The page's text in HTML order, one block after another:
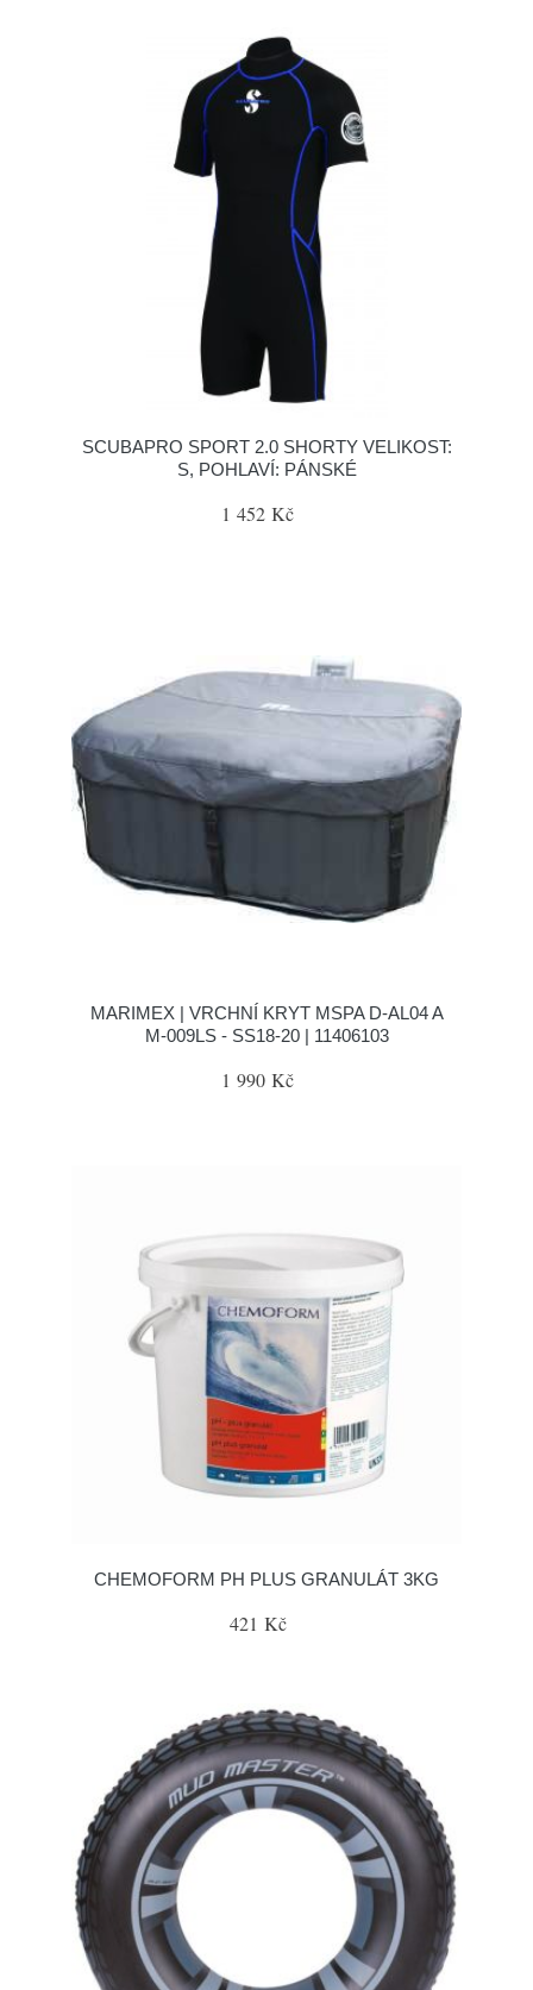
SCUBAPRO SPORT 2.0 SHORTY VELIKOST:
S, POHLAVÍ: PÁNSKÉ
1 452 Kč
MARIMEX | VRCHNÍ KRYT MSPA D-AL04 A
M-009LS - SS18-20 | 11406103
1 990 Kč
CHEMOFORM PH PLUS GRANULÁT 3KG
421 Kč